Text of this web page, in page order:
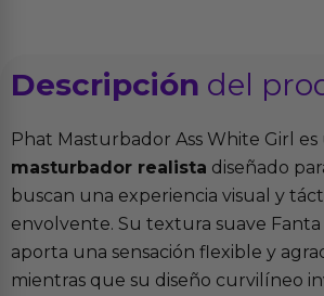
Descripción del
Phat Masturbador Ass White Girl es
masturbador realista diseñado
buscan una experiencia visual y
envolvente. Su textura suave Fanta
aporta una sensación flexible y
mientras que su diseño curvilíneo